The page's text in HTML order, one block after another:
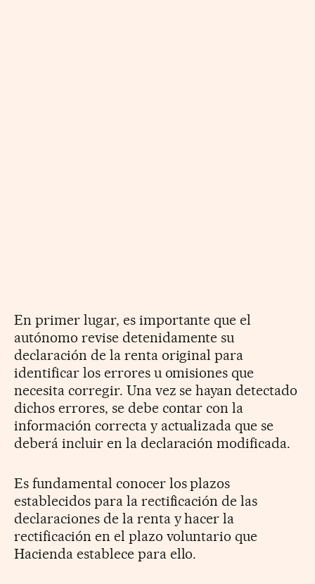
En primer lugar, es importante que el
autónomo revise detenidamente su
declaración de la renta original para
identificar los errores u omisiones que
necesita corregir. Una vez se hayan detectado
dichos errores, se debe contar con la
información correcta y actualizada que se
deberá incluir en la declaración modificada.
Es fundamental conocer los plazos
establecidos para la rectificación de las
declaraciones de la renta y hacer la
rectificación en el plazo voluntario que
Hacienda establece para ello.